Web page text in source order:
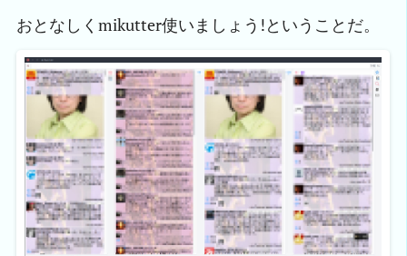
おとなしくmikutter使いましょう!ということだ。